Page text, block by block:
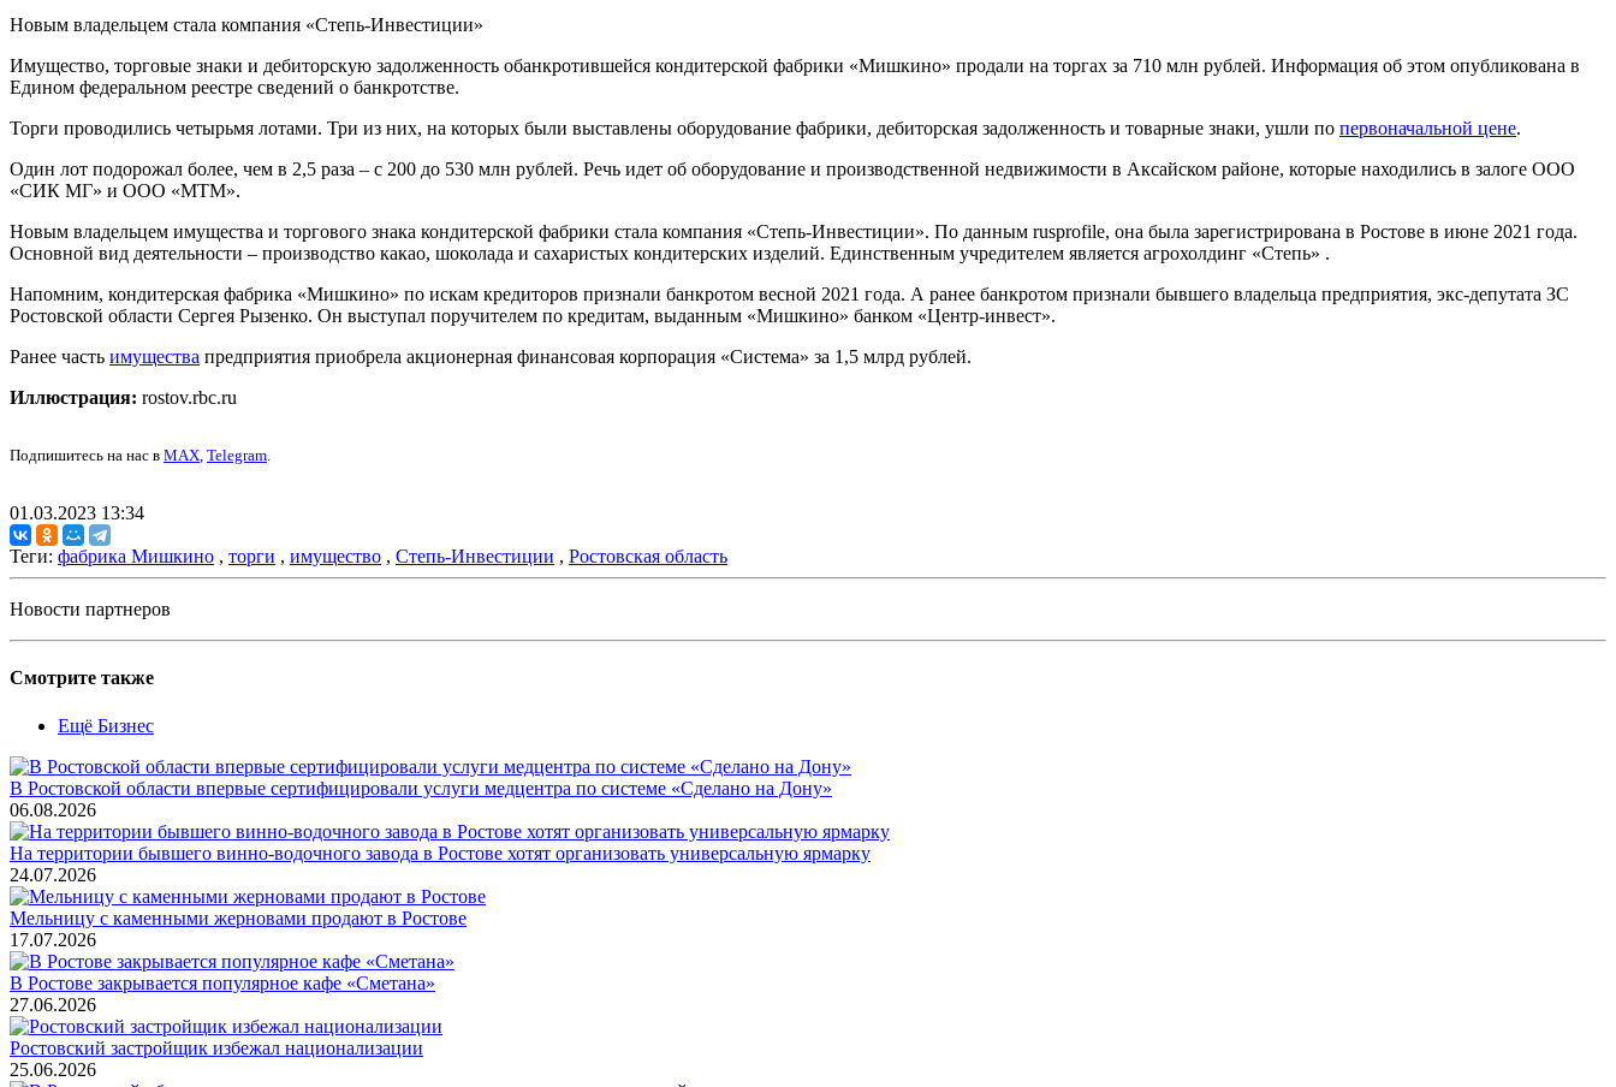
Новым владельцем стала компания «Степь-Инвестиции»
Имущество, торговые знаки и дебиторскую задолженность обанкротившейся кондитерской фабрики «Мишкино» продали на торгах за 710 млн рублей. Информация об этом опубликована в
Едином федеральном реестре сведений о банкротстве.
Торги проводились четырьмя лотами. Три из них, на которых были выставлены оборудование фабрики, дебиторская задолженность и товарные знаки, ушли по первоначальной цене.
Один лот подорожал более, чем в 2,5 раза – с 200 до 530 млн рублей. Речь идет об оборудование и производственной недвижимости в Аксайском районе, которые находились в залоге ООО
«СИК МГ» и ООО «МТМ».
Новым владельцем имущества и торгового знака кондитерской фабрики стала компания «Степь-Инвестиции». По данным rusprofile, она была зарегистрирована в Ростове в июне 2021 года.
Основной вид деятельности – производство какао, шоколада и сахаристых кондитерских изделий. Единственным учредителем является агрохолдинг «Степь» .
Напомним, кондитерская фабрика «Мишкино» по искам кредиторов признали банкротом весной 2021 года. А ранее банкротом признали бывшего владельца предприятия, экс-депутата ЗС
Ростовской области Сергея Рызенко. Он выступал поручителем по кредитам, выданным «Мишкино» банком «Центр-инвест».
Ранее часть имущества предприятия приобрела акционерная финансовая корпорация «Система» за 1,5 млрд рублей.
Иллюстрация: rostov.rbc.ru
Подпишитесь на нас в MAX, Telegram.
01.03.2023 13:34
Теги: фабрика Мишкино , торги , имущество , Степь-Инвестиции , Ростовская область
Новости партнеров
Смотрите также
Ещё Бизнес
В Ростовской области впервые сертифицировали услуги медцентра по системе «Сделано на Дону»
06.08.2026
На территории бывшего винно-водочного завода в Ростове хотят организовать универсальную ярмарку
24.07.2026
Мельницу с каменными жерновами продают в Ростове
17.07.2026
В Ростове закрывается популярное кафе «Сметана»
27.06.2026
Ростовский застройщик избежал национализации
25.06.2026